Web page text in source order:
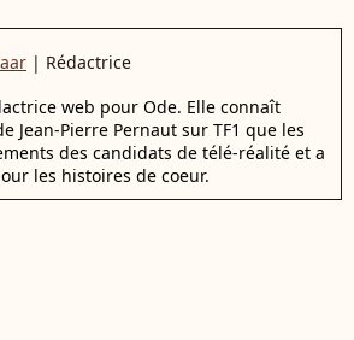
| Rédactrice
web pour Ode. Elle connaît
Jean-Pierre Pernaut sur TF1 que les
des candidats de télé-réalité et a
les histoires de coeur.